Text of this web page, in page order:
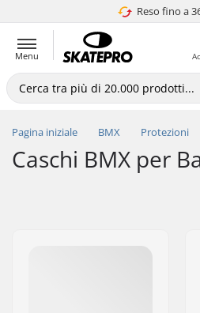
Reso fino a
4.8 di 5
Menu
Pagina iniziale BMX Protezioni
Caschi BMX per